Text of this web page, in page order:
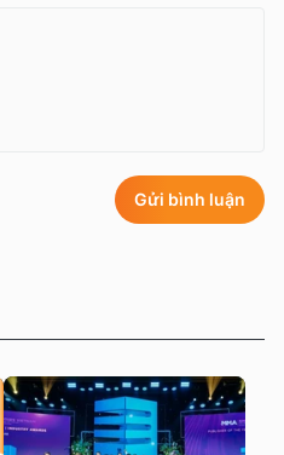
Gửi bình luận